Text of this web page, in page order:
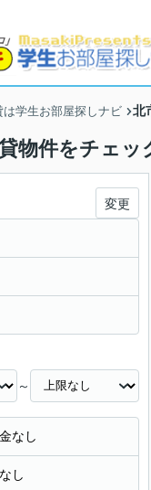
学生お部屋探しナビ 北
物件をチェッ
変更
～
なし
し